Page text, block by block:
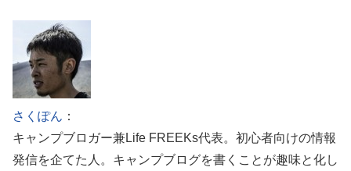
さくぽん ：
キャンプブロガー兼Life FREEKs代表。初心者向けの情報
発信を企てた人。キャンプブログを書くことが趣味と化し